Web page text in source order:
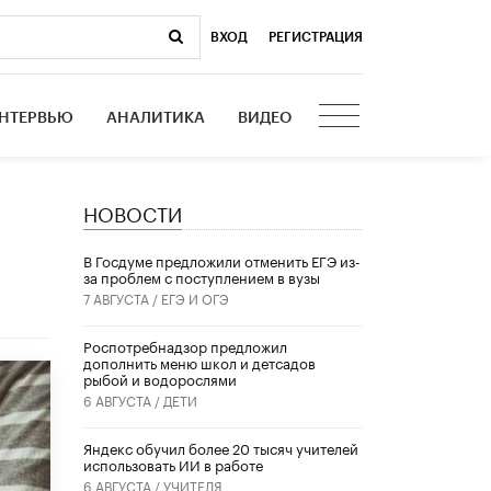
ВХОД РЕГИСТРАЦИЯ
АНАЛИТИКА ВИДЕО
НОВОСТИ
В Госдуме предложили отменить ЕГЭ из-
за проблем с поступлением в вузы
7 АВГУСТА / ЕГЭ И ОГЭ
Роспотребнадзор предложил
дополнить меню школ и детсадов
рыбой и водорослями
6 АВГУСТА / ДЕТИ
​Яндекс обучил более 20 тысяч учителей
использовать ИИ в работе
6 АВГУСТА /УЧИТЕЛЯ